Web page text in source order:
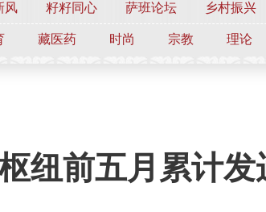
风 籽籽同心 萨班论坛 乡村振兴
藏医药 时尚 宗教 理论
纽前五月累计